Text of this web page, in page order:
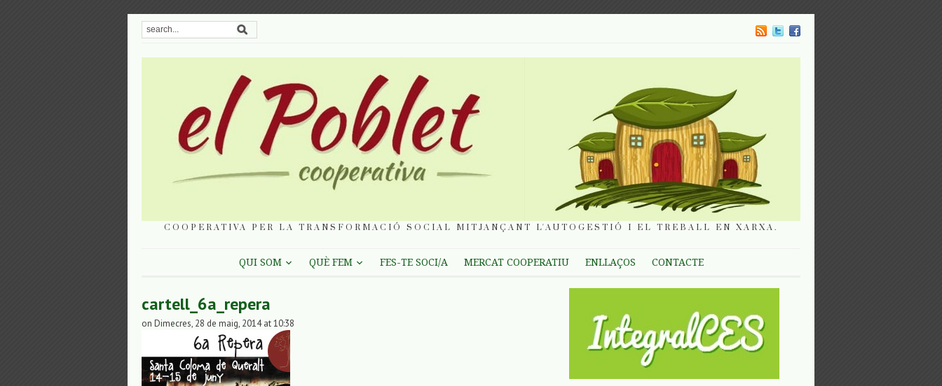
COOPERATIVA PER LA TRANSFORMACIÓ SOCIAL MITJANÇANT L'AUTOGESTIÓ I EL TREBALL EN XARXA.
QUI SOM QUÈ FEM FES-TE SOCI/A MERCAT COOPERATIU ENLLAÇOS CONTACTE
cartell_6a_repera
on Dimecres, 28 de maig, 2014 at 10:38